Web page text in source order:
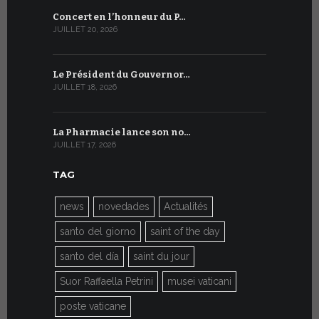
Concert en l’honneur du P…
JUILLET 20, 2026
Le Président du Gouvernor…
JUILLET 18, 2026
La Pharmacie lance son no…
JUILLET 17, 2026
TAG
news novedades Actualités
santo del giorno saint of the day
santo del día saint du jour
Suor Raffaella Petrini musei vaticani
poste vaticane